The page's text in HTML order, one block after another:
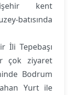
kent
Tepebaşı
çok ziyaret
Bodrum
Yurt ile